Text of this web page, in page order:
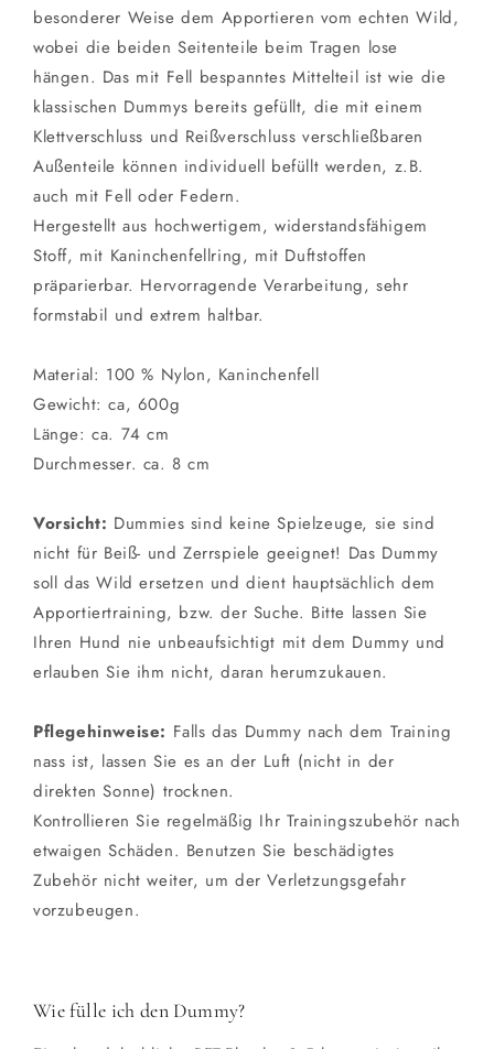
besonderer Weise dem Apportieren vom echten Wild,
wobei die beiden Seitenteile beim Tragen lose
hängen. Das mit Fell bespanntes Mittelteil ist wie die
klassischen Dummys bereits gefüllt, die mit einem
Klettverschluss und Reißverschluss verschließbaren
Außenteile können individuell befüllt werden, z.B.
auch mit Fell oder Federn.
Hergestellt aus hochwertigem, widerstandsfähigem
Stoff, mit Kaninchenfellring, mit Duftstoffen
präparierbar. Hervorragende Verarbeitung, sehr
formstabil und extrem haltbar.
Material: 100 % Nylon, Kaninchenfell
Gewicht: ca, 600g
Länge: ca. 74 cm
Durchmesser. ca. 8 cm
Vorsicht: Dummies sind keine Spielzeuge, sie sind
nicht für Beiß- und Zerrspiele geeignet! Das Dummy
soll das Wild ersetzen und dient hauptsächlich dem
Apportiertraining, bzw. der Suche. Bitte lassen Sie
Ihren Hund nie unbeaufsichtigt mit dem Dummy und
erlauben Sie ihm nicht, daran herumzukauen.
Pflegehinweise: Falls das Dummy nach dem Training
nass ist, lassen Sie es an der Luft (nicht in der
direkten Sonne) trocknen.
Kontrollieren Sie regelmäßig Ihr Trainingszubehör nach
etwaigen Schäden. Benutzen Sie beschädigtes
Zubehör nicht weiter, um der Verletzungsgefahr
vorzubeugen.
Wie fülle ich den Dummy?